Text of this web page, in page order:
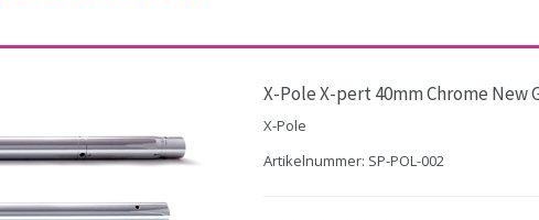
X-Pole X-pert 40mm Chrome New
X-Pole
Artikelnummer: SP-POL-002